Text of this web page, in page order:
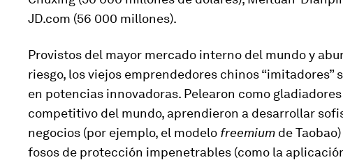
JD.com (56 000 millones).
Provistos del mayor mercado interno del mundo y
riesgo, los viejos emprendedores chinos “imitadores”
en potencias innovadoras. Pelearon como
competitivo del mundo, aprendieron a desarrollar
negocios (por ejemplo, el modelo freemium de
fosos de protección impenetrables (como la